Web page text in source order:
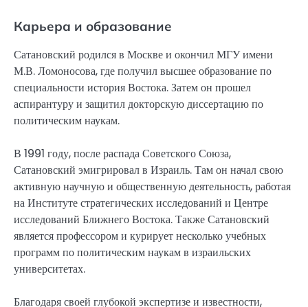
Карьера и образование
Сатановский родился в Москве и окончил МГУ имени
М.В. Ломоносова, где получил высшее образование по
специальности история Востока. Затем он прошел
аспирантуру и защитил докторскую диссертацию по
политическим наукам.
В 1991 году, после распада Советского Союза,
Сатановский эмигрировал в Израиль. Там он начал свою
активную научную и общественную деятельность, работая
на Институте стратегических исследований и Центре
исследований Ближнего Востока. Также Сатановский
является профессором и курирует несколько учебных
программ по политическим наукам в израильских
университетах.
Благодаря своей глубокой экспертизе и известности,